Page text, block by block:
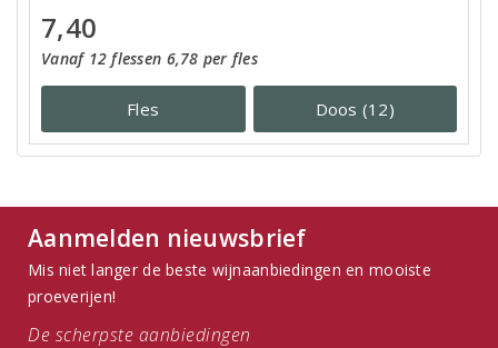
7,40
Vanaf 12 flessen 6,78 per fles
Fles Doos (12)
Aanmelden nieuwsbrief
Mis niet langer de beste wijnaanbiedingen en mooiste
proeverijen!
De scherpste aanbiedingen